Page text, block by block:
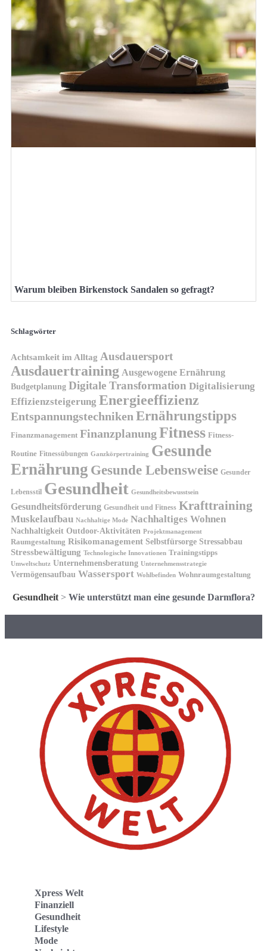
Warum bleiben Birkenstock Sandalen so gefragt?
Schlagwörter
Achtsamkeit im Alltag Ausdauersport
Ausdauertraining Ausgewogene Ernährung
Budgetplanung Digitale Transformation Digitalisierung
Effizienzsteigerung Energieeffizienz
Entspannungstechniken Ernährungstipps
Finanzmanagement Finanzplanung Fitness Fitness-
Routine Fitnessübungen Ganzkörpertraining Gesunde
Ernährung Gesunde Lebensweise Gesunder
Lebensstil Gesundheit Gesundheitsbewusstsein
Gesundheitsförderung Gesundheit und Fitness Krafttraining
Muskelaufbau Nachhaltige Mode Nachhaltiges Wohnen
Nachhaltigkeit Outdoor-Aktivitäten Projektmanagement
Raumgestaltung Risikomanagement Selbstfürsorge Stressabbau
Stressbewältigung Technologische Innovationen Trainingstipps
Umweltschutz Unternehmensberatung Unternehmensstrategie
Vermögensaufbau Wassersport Wohlbefinden Wohnraumgestaltung
Gesundheit> Wie unterstützt man eine gesunde Darmflora?
Xpress Welt
Finanziell
Gesundheit
Lifestyle
Mode